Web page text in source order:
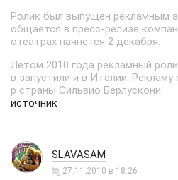
Ролик был выпущен рекламным
общается в пресс-релизе
отеатрах начнется 2 декабря.
Летом 2010 года рекламный
в запустили и в Италии.
р страны Сильвио Берлускони.
источник
SLAVASAM
27.11.2010 в 18:26